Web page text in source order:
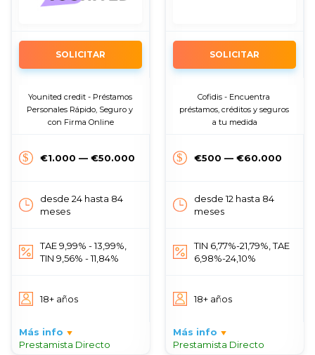
SOLICITAR
Younited credit - Préstamos
Personales Rápido, Seguro y
con Firma Online
€1.000 — €50.000
desde 24 hasta 84
meses
TAE 9,99% - 13,99%,
TIN 9,56% - 11,84%
18+ años
Más info
Prestamista Directo
SOLICITAR
Cofidis - Encuentra
préstamos, créditos y seguros
a tu medida
€500 — €60.000
desde 12 hasta 84
meses
TIN 6,77%-21,79%, TAE
6,98%-24,10%
18+ años
Más info
Prestamista Directo